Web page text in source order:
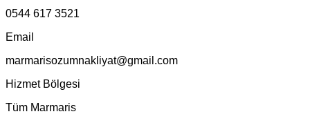
0544 617 3521
Email
marmarisozumnakliyat@gmail.com
Hizmet Bölgesi
Tüm Marmaris